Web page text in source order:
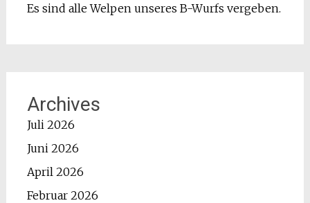
Es sind alle Welpen unseres B-Wurfs vergeben.
Archives
Juli 2026
Juni 2026
April 2026
Februar 2026